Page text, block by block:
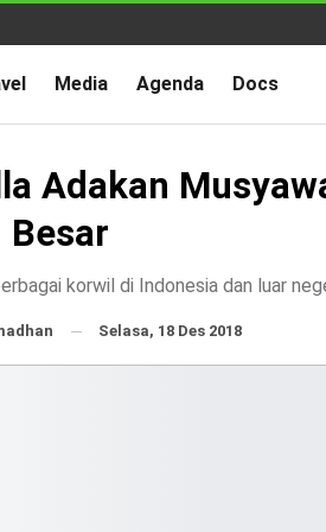
Media Agenda Docs
Adakan
Besar
korwil di Indonesia dan luar
Selasa, 18 Des 2018